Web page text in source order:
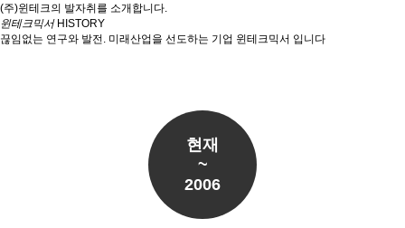
(주)윈테크의 발자취를 소개합니다.
윈테크믹서HISTORY
끊임없는 연구와 발전. 미래산업을 선도하는 기업 윈테크믹서 입니다
현재
~
2006